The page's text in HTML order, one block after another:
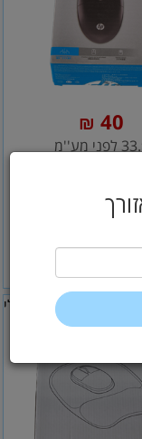
40
₪
מע''מ
כללי